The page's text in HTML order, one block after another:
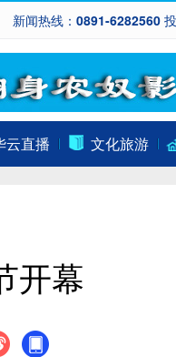
新闻热线：0891-6282560
云直播 文化旅游
开幕